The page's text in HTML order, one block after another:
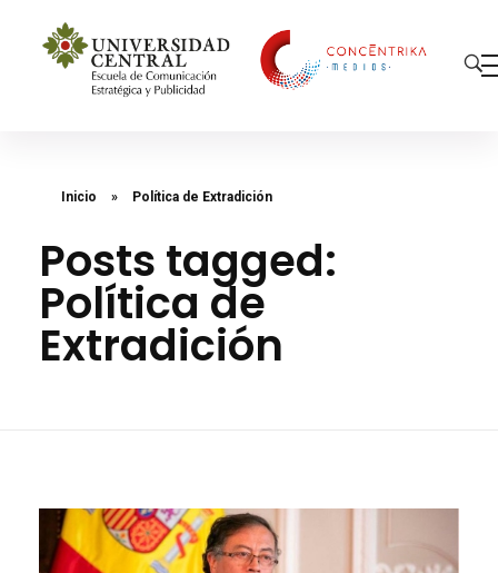
Inicio » Política de Extradición
Posts tagged:
Política de
Extradición